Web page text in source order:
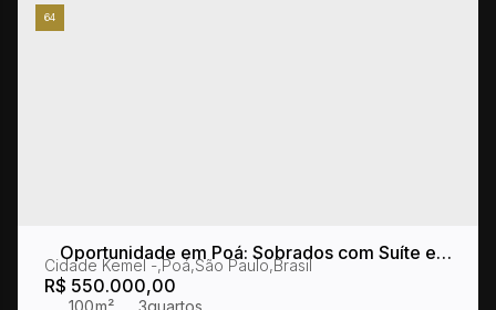
64
Oportunidade em Poá: Sobrados com Suíte e
Quintal
R$ 550.000,00
Cidade Kemel ,Poá,São Paulo,Brasil
3
100m²